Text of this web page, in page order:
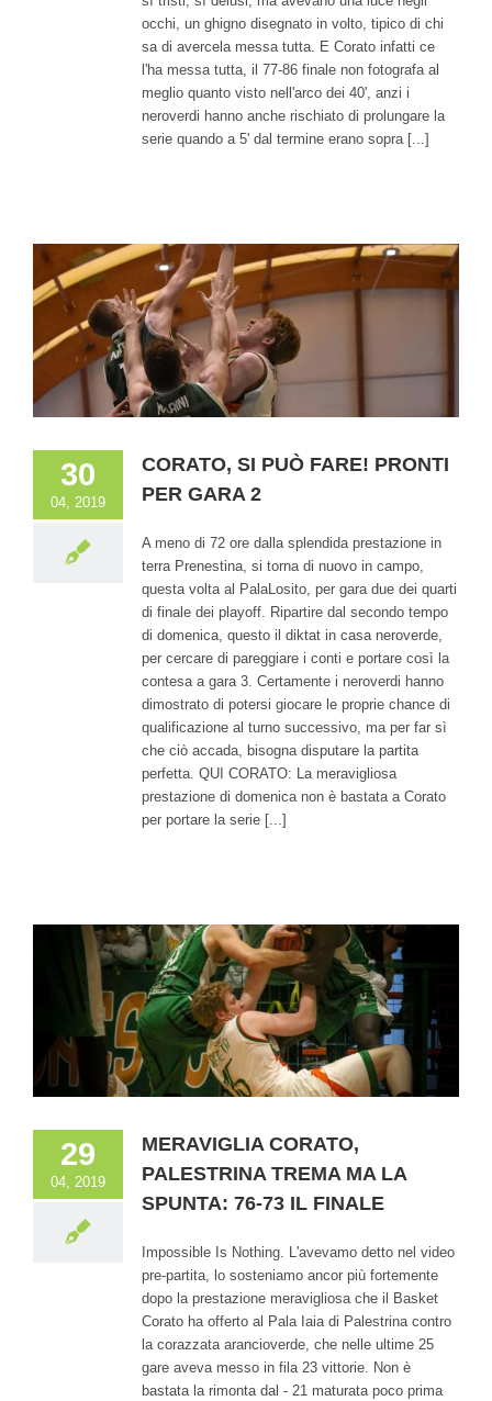
occhi, un ghigno disegnato in volto, tipico di chi
sa di avercela messa tutta. E Corato infatti ce
l'ha messa tutta, il 77-86 finale non fotografa al
meglio quanto visto nell'arco dei 40', anzi i
neroverdi hanno anche rischiato di prolungare la
serie quando a 5' dal termine erano sopra [...]
30
04, 2019
CORATO, SI PUÒ FARE! PRONTI
PER GARA 2
A meno di 72 ore dalla splendida prestazione in
terra Prenestina, si torna di nuovo in campo,
questa volta al PalaLosito, per gara due dei quarti
di finale dei playoff. Ripartire dal secondo tempo
di domenica, questo il diktat in casa neroverde,
per cercare di pareggiare i conti e portare così la
contesa a gara 3. Certamente i neroverdi hanno
dimostrato di potersi giocare le proprie chance di
qualificazione al turno successivo, ma per far sì
che ciò accada, bisogna disputare la partita
perfetta. QUI CORATO: La meravigliosa
prestazione di domenica non è bastata a Corato
per portare la serie [...]
29
04, 2019
MERAVIGLIA CORATO,
PALESTRINA TREMA MA LA
SPUNTA: 76-73 IL FINALE
Impossible Is Nothing. L'avevamo detto nel video
pre-partita, lo sosteniamo ancor più fortemente
dopo la prestazione meravigliosa che il Basket
Corato ha offerto al Pala Iaia di Palestrina contro
la corazzata arancioverde, che nelle ultime 25
gare aveva messo in fila 23 vittorie. Non è
bastata la rimonta dal - 21 maturata poco prima